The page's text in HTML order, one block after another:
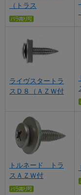
（トラス
ライヴスタートラ
スＤ８（ＡＺＷ付
トルネード トラ
スＡＺＷ付